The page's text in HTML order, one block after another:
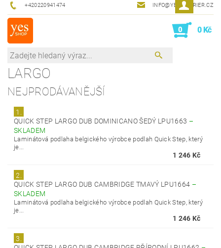
+420220941474 INFO@YESINTERIER.CZ
0 0 Kč
LARGO
NEJPRODÁVANĚJŠÍ
1.
QUICK STEP LARGO DUB DOMINICANO ŠEDÝ LPU1663 –
SKLADEM
Laminátová podlaha belgického výrobce podlah Quick Step, který
je...
1 246 Kč
2.
QUICK STEP LARGO DUB CAMBRIDGE TMAVÝ LPU1664 –
SKLADEM
Laminátová podlaha belgického výrobce podlah Quick Step, který
je...
1 246 Kč
3.